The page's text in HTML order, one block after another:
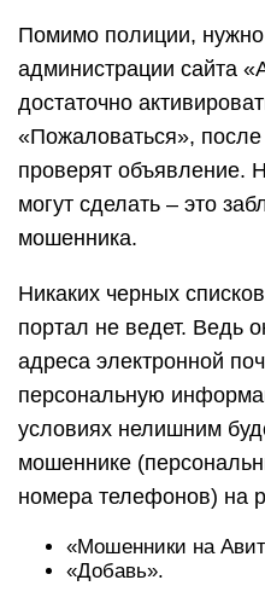
Помимо полиции, нужно
администрации сайта
достаточно
«Пожаловаться»,
проверят объявление.
могут сделать – это
мошенника.
Никаких черных
портал не ведет. Ведь
адреса электронной
персональную
условиях нелишним
мошеннике
номера телефонов) на
«Мошенники на
«Добавь».